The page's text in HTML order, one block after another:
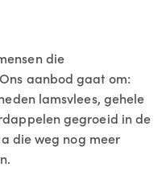
die
aanbod gaat om:
lamsvlees, gehele
gegroeid in de
die weg nog meer